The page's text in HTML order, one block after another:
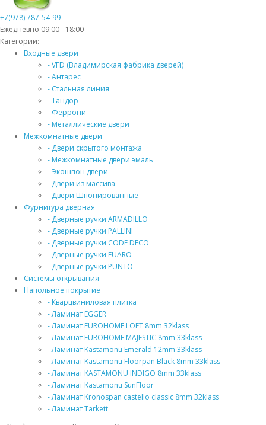
+7(978) 787-54-99
Ежедневно 09:00 - 18:00
Категории:
Входные двери
- VFD (Владимирская фабрика дверей)
- Антарес
- Стальная линия
- Тандор
- Феррони
- Металлические двери
Межкомнатные двери
- Двери скрытого монтажа
- Межкомнатные двери эмаль
- Экошпон двери
- Двери из массива
- Двери Шпонированные
Фурнитура дверная
- Дверные ручки ARMADILLO
- Дверные ручки PALLINI
- Дверные ручки CODE DECO
- Дверные ручки FUARO
- Дверные ручки PUNTO
Системы открывания
Напольное покрытие
- Кварцвиниловая плитка
- Ламинат EGGER
- Ламинат EUROHOME LOFT 8mm 32klass
- Ламинат EUROHOME MAJESTIC 8mm 33klass
- Ламинат Kastamonu Emerald 12mm 33klass
- Ламинат Kastamonu Floorpan Black 8mm 33klass
- Ламинат KASTAMONU INDIGO 8mm 33klass
- Ламинат Kastamonu SunFloor
- Ламинат Kronospan castello classic 8mm 32klass
- Ламинат Tarkett